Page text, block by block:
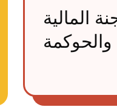
المالية
والحوكمة